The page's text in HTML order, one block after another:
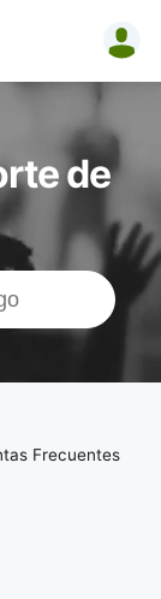
el
de
Frecuentes